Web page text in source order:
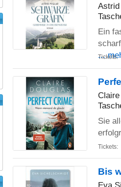
Ein
...
Tickets:
Sie
Tickets:
Bis
Eva